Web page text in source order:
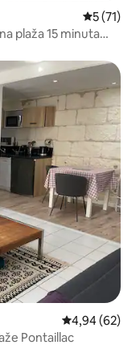
Prosječna
5 (71)
plaža 15 minuta
Prosječna
4,94 (62)
Pontaillac